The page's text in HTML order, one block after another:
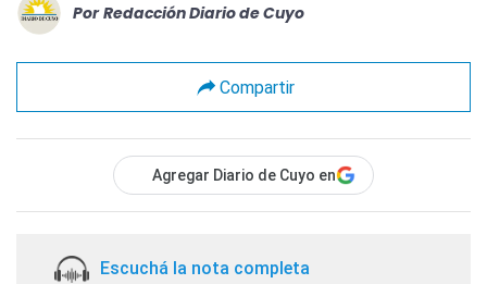
Por Redacción Diario de Cuyo
Compartir
Agregar Diario de Cuyo en
Escuchá la nota completa